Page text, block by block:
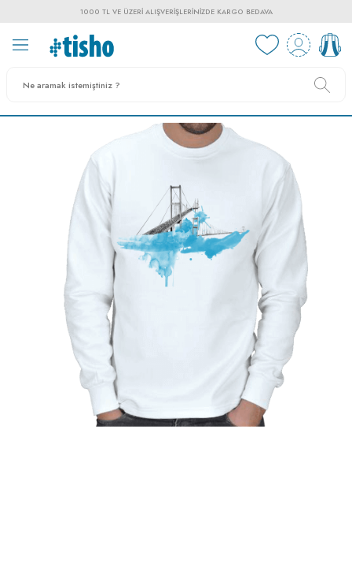
1000 TL VE ÜZERI ALIŞVERIŞLERINIZDE KARGO BEDAVA